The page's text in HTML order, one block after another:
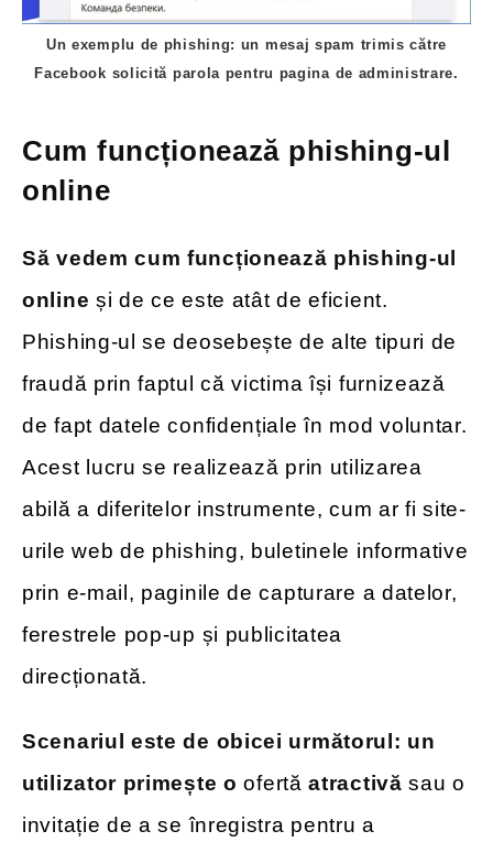
Un exemplu de phishing: un mesaj spam trimis către
Facebook solicită parola pentru pagina de administrare.
Cum funcționează phishing-ul
online
Să vedem cum funcționează phishing-ul
online și de ce este atât de eficient.
Phishing-ul se deosebește de alte tipuri de
fraudă prin faptul că victima își furnizează
de fapt datele confidențiale în mod voluntar.
Acest lucru se realizează prin utilizarea
abilă a diferitelor instrumente, cum ar fi site-
urile web de phishing, buletinele informative
prin e-mail, paginile de capturare a datelor,
ferestrele pop-up și publicitatea
direcționată.
Scenariul este de obicei următorul: un
utilizator primește o ofertăatractivă sau o
invitație de a se înregistra pentru a